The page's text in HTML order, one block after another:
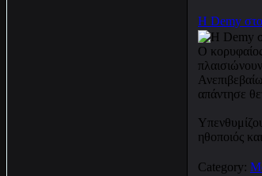
Η Demy
Ο
απάντησε
ηθοποιός
Category: